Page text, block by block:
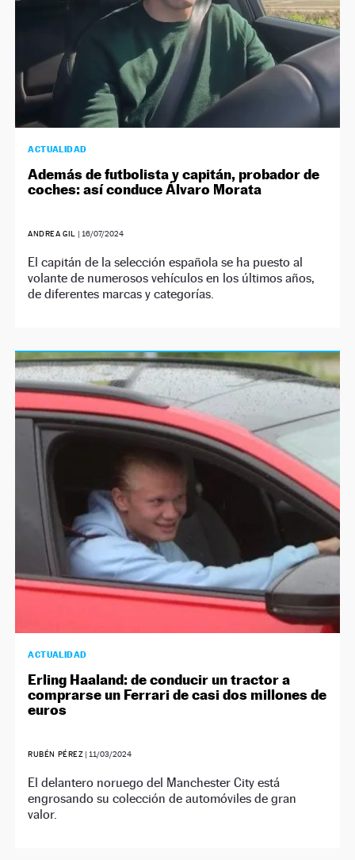
ACTUALIDAD
Además de futbolista y capitán, probador de
coches: así conduce Álvaro Morata
ANDREA GIL | 16/07/2024
El capitán de la selección española se ha puesto al
volante de numerosos vehículos en los últimos años,
de diferentes marcas y categorías.
ACTUALIDAD
Erling Haaland: de conducir un tractor a
comprarse un Ferrari de casi dos millones de
euros
RUBÉN PÉREZ | 11/03/2024
El delantero noruego del Manchester City está
engrosando su colección de automóviles de gran
valor.